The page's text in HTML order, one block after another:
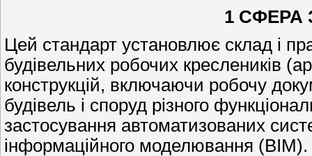
1 СФЕРА
Цей стандарт установлює склад і
будівельних робочих креслеників
конструкцій, включаючи робочу
будівель і споруд різного
застосування автоматизованих
інформаційного моделювання (ВІМ).